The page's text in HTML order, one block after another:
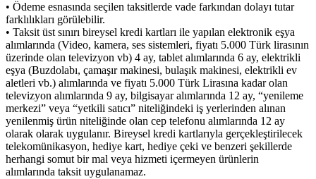
• Ödeme esnasında seçilen taksitlerde vade farkından dolayı tutar
farklılıkları görülebilir.
• Taksit üst sınırı bireysel kredi kartları ile yapılan elektronik eşya
alımlarında (Video, kamera, ses sistemleri, fiyatı 5.000 Türk lirasının
üzerinde olan televizyon vb) 4 ay, tablet alımlarında 6 ay, elektrikli
eşya (Buzdolabı, çamaşır makinesi, bulaşık makinesi, elektrikli ev
aletleri vb.) alımlarında ve fiyatı 5.000 Türk Lirasına kadar olan
televizyon alımlarında 9 ay, bilgisayar alımlarında 12 ay, “yenileme
merkezi” veya “yetkili satıcı” niteliğindeki iş yerlerinden alınan
yenilenmiş ürün niteliğinde olan cep telefonu alımlarında 12 ay
olarak olarak uygulanır. Bireysel kredi kartlarıyla gerçekleştirilecek
telekomünikasyon, hediye kart, hediye çeki ve benzeri şekillerde
herhangi somut bir mal veya hizmeti içermeyen ürünlerin
alımlarında taksit uygulanamaz.